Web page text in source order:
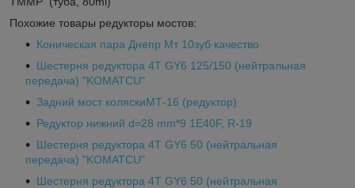
Похожие товары редукторы мостов:
Коническая пара Днепр Мт 10зуб качество
Шестерня редуктора 4T GY6 125/150 (нейтральная
передача) "KOMATCU"
Задний мост коляскиМТ-16 (редуктор)
Редуктор нижний d=28 mm*9 1E40F, R-19
Шестерня редуктора 4T GY6 50 (нейтральная
передача) "KOMATCU"
Шестерня редуктора 4T GY6 50 (нейтральная